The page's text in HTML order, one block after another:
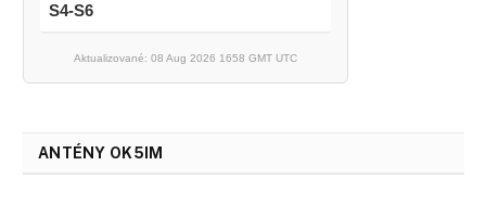
S4-S6
Aktualizované: 08 Aug 2026 1658 GMT UTC
ANTÉNY OK5IM